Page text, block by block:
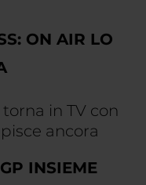
ON AIR LO
in TV con
ancora
INSIEME